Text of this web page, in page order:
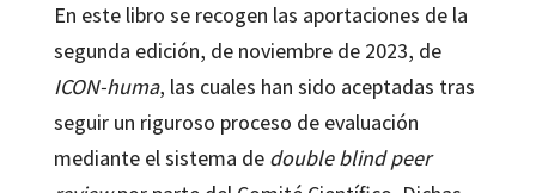
En este libro se recogen las aportaciones de la
segunda edición, de noviembre de 2023, de
ICON-huma, las cuales han sido aceptadas tras
seguir un riguroso proceso de evaluación
mediante el sistema de double blind peer